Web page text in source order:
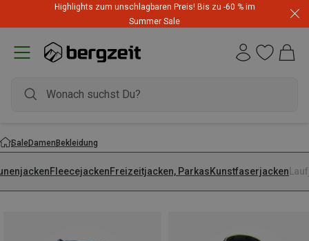
Highlights zum unschlagbaren Preis! Bis zu -60 % im
Summer Sale
SaleDamenBekleidung
FleecejackenFreizeitjacken, ParkasKunstfaserjacken